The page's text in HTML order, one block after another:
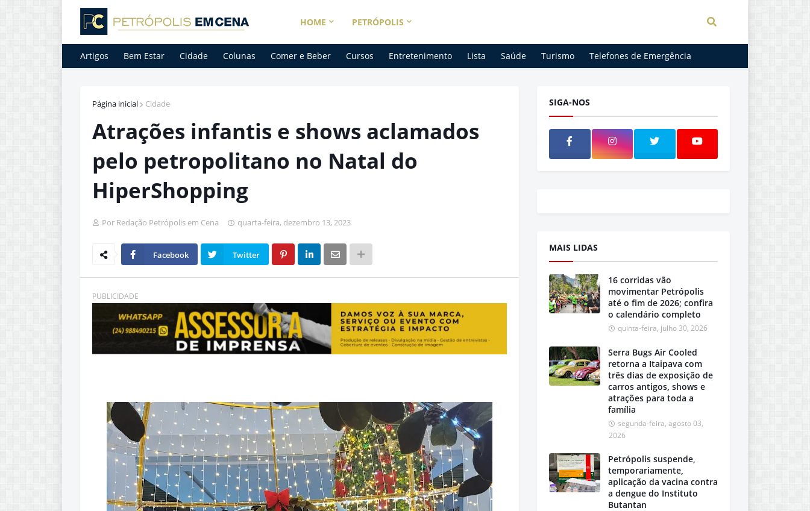
HOME PETRÓPOLIS
Artigos Bem Estar Cidade Colunas Comer e Beber Cursos Entretenimento Lista Saúde Turismo Telefones de Emergência
Página inicial Cidade
Atrações infantis e shows aclamados
pelo petropolitano no Natal do
HiperShopping
Por Redação Petrópolis em Cena quarta-feira, dezembro 13, 2023
Facebook Twitter
PUBLICIDADE
SIGA-NOS
MAIS LIDAS
16 corridas vão
movimentar Petrópolis
até o fim de 2026; confira
o calendário completo
quinta-feira, julho 30, 2026
Serra Bugs Air Cooled
retorna a Itaipava com
três dias de exposição de
carros antigos, shows e
atrações para toda a
família
segunda-feira, agosto 03,
2026
Petrópolis suspende,
temporariamente,
aplicação da vacina contra
a dengue do Instituto
Butantan